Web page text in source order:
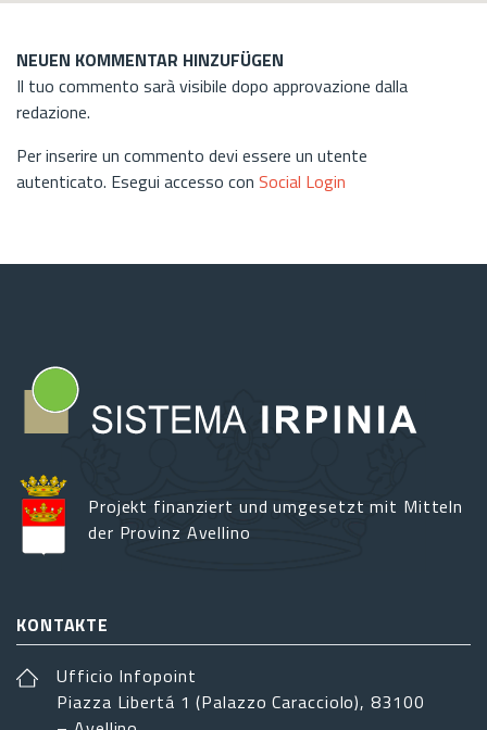
NEUEN KOMMENTAR HINZUFÜGEN
Il tuo commento sarà visibile dopo approvazione dalla
redazione.
Per inserire un commento devi essere un utente
autenticato. Esegui accesso con Social Login
Projekt finanziert und umgesetzt mit Mitteln
der Provinz Avellino
KONTAKTE
Ufficio Infopoint
Piazza Libertá 1 (Palazzo Caracciolo), 83100